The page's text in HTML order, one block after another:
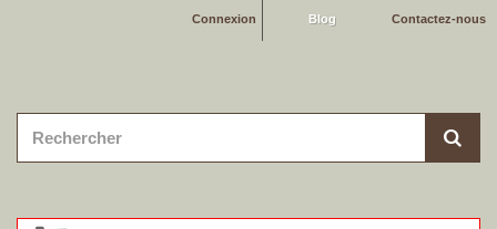
Contactez-nous
Blog
Connexion